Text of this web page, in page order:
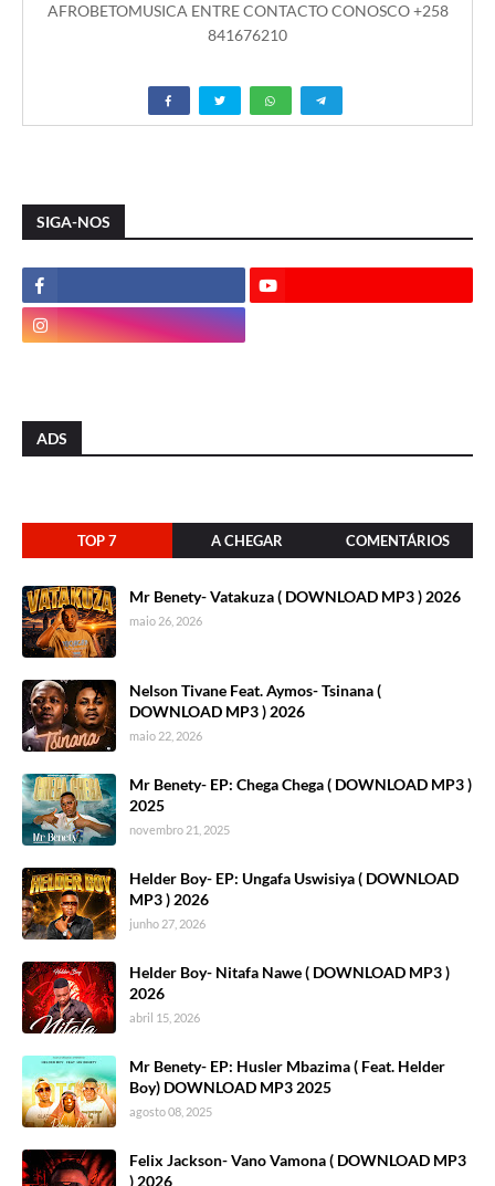
AFROBETOMUSICA ENTRE CONTACTO CONOSCO +258
841676210
SIGA-NOS
ADS
TOP 7 A CHEGAR COMENTÁRIOS
Mr Benety- Vatakuza ( DOWNLOAD MP3 ) 2026
maio 26, 2026
Nelson Tivane Feat. Aymos- Tsinana (
DOWNLOAD MP3 ) 2026
maio 22, 2026
Mr Benety- EP: Chega Chega ( DOWNLOAD MP3 )
2025
novembro 21, 2025
Helder Boy- EP: Ungafa Uswisiya ( DOWNLOAD
MP3 ) 2026
junho 27, 2026
Helder Boy- Nitafa Nawe ( DOWNLOAD MP3 )
2026
abril 15, 2026
Mr Benety- EP: Husler Mbazima ( Feat. Helder
Boy) DOWNLOAD MP3 2025
agosto 08, 2025
Felix Jackson- Vano Vamona ( DOWNLOAD MP3
) 2026